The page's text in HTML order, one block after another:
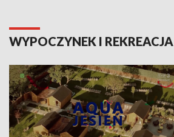
WYPOCZYNEK I REKREACJA